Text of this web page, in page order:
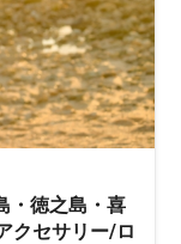
・徳之島・喜
クセサリー/ロ
chevron_right